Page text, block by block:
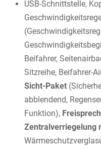
USB-Schnittstelle,
Beifahrer,
Sitzreihe, Beifahrer-
Sicht-Paket
abblendend,
Funktion),
Zentralverriegelung